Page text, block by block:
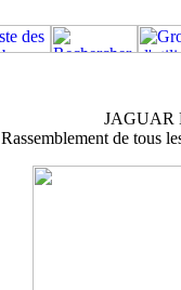
JAGUAR
Rassemblement de tous